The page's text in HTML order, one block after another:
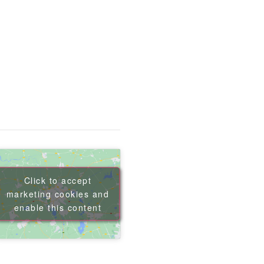
Click to accept
marketing cookies and
enable this content